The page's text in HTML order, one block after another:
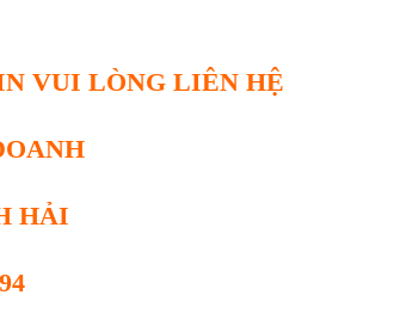
VUI LÒNG LIÊN HỆ
HẢI